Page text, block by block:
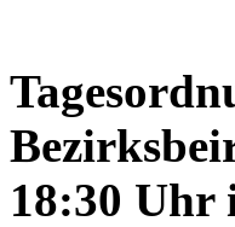
18:30 Uhr